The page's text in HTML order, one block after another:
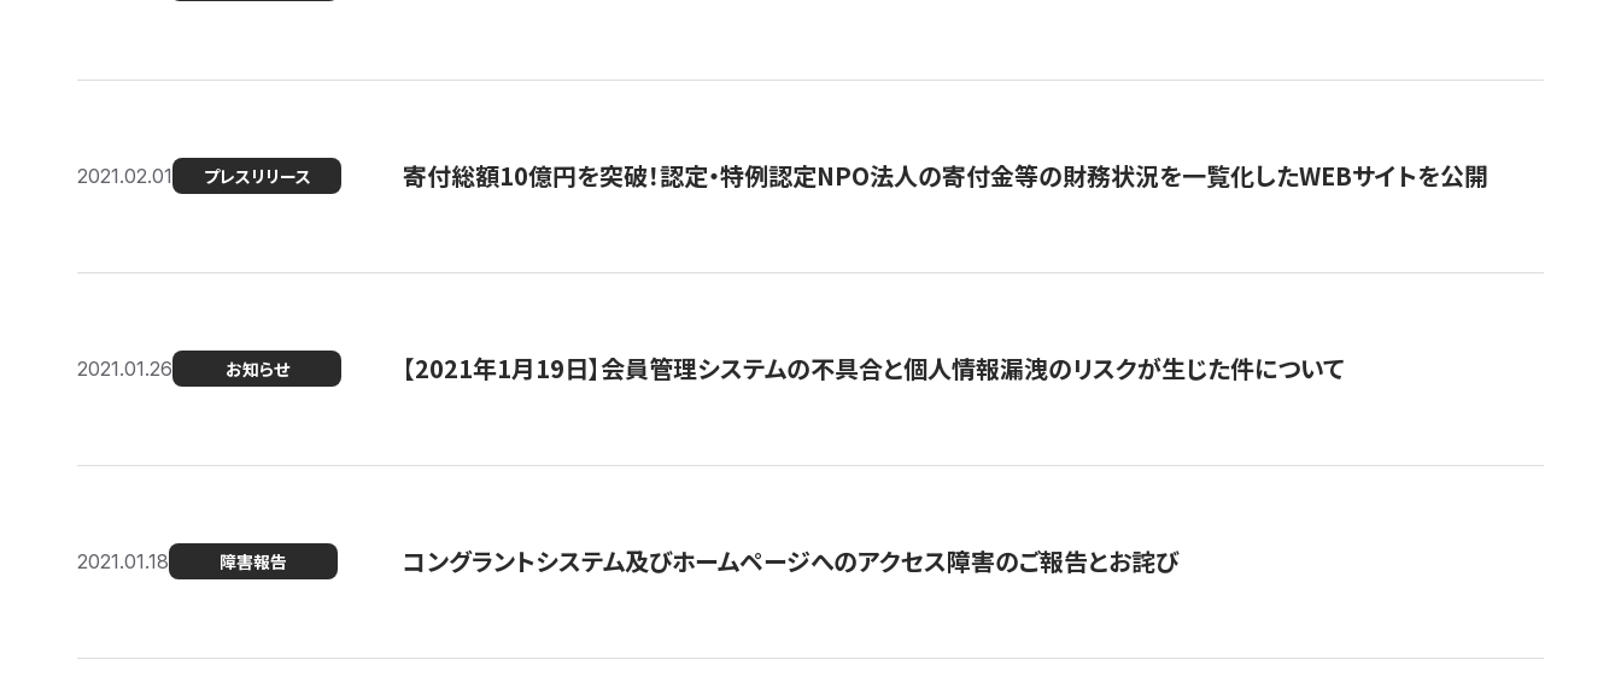
2021.02.01 プレスリリース 寄付総額10億円を突破！認定・特例認定NPO法人の寄付金等の財務状況を一覧化したWEBサイトを公開
2021.01.26 お知らせ 【2021年1月19日】会員管理システムの不具合と個人情報漏洩のリスクが生じた件について
2021.01.18 障害報告 コングラントシステム及びホームページへのアクセス障害のご報告とお詫び